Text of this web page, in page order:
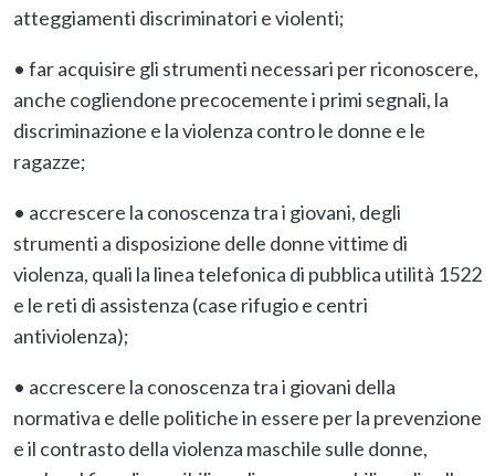
atteggiamenti discriminatori e violenti;
• far acquisire gli strumenti necessari per riconoscere,
anche cogliendone precocemente i primi segnali, la
discriminazione e la violenza contro le donne e le
ragazze;
• accrescere la conoscenza tra i giovani, degli
strumenti a disposizione delle donne vittime di
violenza, quali la linea telefonica di pubblica utilità 1522
e le reti di assistenza (case rifugio e centri
antiviolenza);
• accrescere la conoscenza tra i giovani della
normativa e delle politiche in essere per la prevenzione
e il contrasto della violenza maschile sulle donne,